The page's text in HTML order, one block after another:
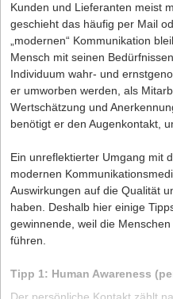
Kunden und Lieferanten meist
geschieht das häufig per Mail
„modernen“ Kommunikation
Mensch mit seinen
Individuum wahr- und
er umworben werden, als
Wertschätzung und
benötigt er den Augenkontakt,
Ein unreflektierter Umgang mit
modernen
Auswirkungen auf die Qualität
haben. Deshalb hier einige
gewinnende, weil die
führen.
Tipp 1: Human Awareness